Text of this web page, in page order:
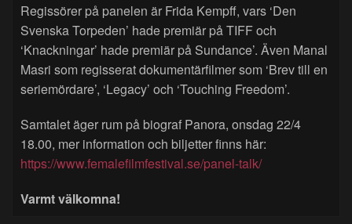
Regissörer på panelen är Frida Kempff, vars ‘Den
Svenska Torpeden’ hade premiär på TIFF och
‘Knackningar’ hade premiär på Sundance’. Även Manal
Masri som regisserat dokumentärfilmer som ‘Brev till en
seriemördare’, ‘Legacy’ och ‘Touching Freedom’.
Samtalet äger rum på biograf Panora, onsdag 22/4
18.00, mer information och biljetter finns här:
https://www.femalefilmfestival.se/panel-talk/
Varmt välkomna!